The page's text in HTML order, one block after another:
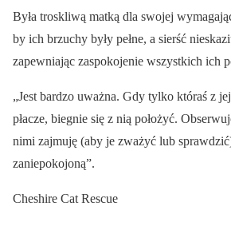
Była troskliwą matką dla swojej
by ich brzuchy były pełne, a sierść
zapewniając zaspokojenie wszystkich ich
„Jest bardzo uważna. Gdy tylko któraś z
płacze, biegnie się z nią położyć.
nimi zajmuję (aby je zważyć lub
zaniepokojoną”.
Cheshire Cat Rescue